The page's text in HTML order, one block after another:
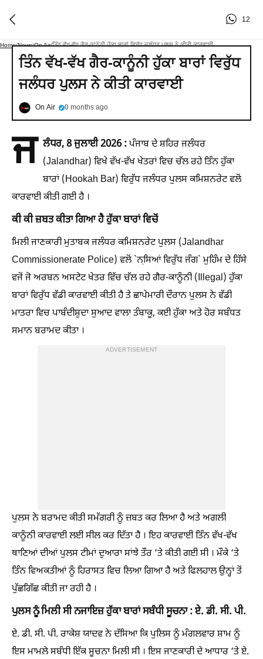
12
Home/News/On Air/ਤਿੰਨ ਵੱਖ-ਵੱਖ ਗੈਰ-ਕਾਨੂੰਨੀ ਹੁੱਕਾ ਬਾਰਾਂ ਵਿਰੁੱਧ ਜਲੰਧਰ ਪੁਲਸ ਨੇ ਕੀਤੀ ਕਾਰਵਾਈ
ਤਿੰਨ ਵੱਖ-ਵੱਖ ਗੈਰ-ਕਾਨੂੰਨੀ ਹੁੱਕਾ ਬਾਰਾਂ ਵਿਰੁੱਧ
ਜਲੰਧਰ ਪੁਲਸ ਨੇ ਕੀਤੀ ਕਾਰਵਾਈ
On Air 0 months ago
ਜ ਲੰਧਰ, 8 ਜੁਲਾਈ 2026 :ਪੰਜਾਬ ਦੇ ਸ਼ਹਿਰ ਜਲੰਧਰ
(Jalandhar) ਵਿਖੇ ਵੱਖ-ਵੱਖ ਖੇਤਰਾਂ ਵਿਚ ਚੱਲ ਰਹੇ ਤਿੰਨ ਹੁੱਕਾ
ਬਾਰਾਂ (Hookah Bar) ਵਿਰੁੱਧ ਜਲੰਧਰ ਪੁਲਸ ਕਮਿਸ਼ਨਰੇਟ ਵਲੋਂ
ਕਾਰਵਾਈ ਕੀਤੀ ਗਈ ਹੈ ।
ਕੀ ਕੀ ਜ਼ਬਤ ਕੀਤਾ ਗਿਆ ਹੈ ਹੁੱਕਾ ਬਾਰਾਂ ਵਿਚੋਂ
ਮਿਲੀ ਜਾਣਕਾਰੀ ਮੁਤਾਬਕ ਜਲੰਧਰ ਕਮਿਸ਼ਨਰੇਟ ਪੁਲਸ (Jalandhar
Commissionerate Police) ਵਲੋਂ `ਨਸਿ਼ਆਂ ਵਿਰੁੱਧ ਜੰਗ` ਮੁਹਿੰਮ ਦੇ ਹਿੱਸੇ
ਵਜੋਂ ਜੋ ਅਰਬਨ ਅਸਟੇਟ ਖੇਤਰ ਵਿੱਚ ਚੱਲ ਰਹੇ ਗੈਰ-ਕਾਨੂੰਨੀ (Illegal) ਹੁੱਕਾ
ਬਾਰਾਂ ਵਿਰੁੱਧ ਵੱਡੀ ਕਾਰਵਾਈ ਕੀਤੀ ਹੈ ਤੇ ਛਾਪੇਮਾਰੀ ਦੌਰਾਨ ਪੁਲਸ ਨੇ ਵੱਡੀ
ਮਾਤਰਾ ਵਿਚ ਪਾਬੰਦੀਸ਼ੁਦਾ ਸੁਆਦ ਵਾਲਾ ਤੰਬਾਕੂ, ਕਈ ਹੁੱਕਾ ਅਤੇ ਹੋਰ ਸਬੰਧਤ
ਸਮਾਨ ਬਰਾਮਦ ਕੀਤਾ ।
ADVERTISEMENT
ਪੁਲਸ ਨੇ ਬਰਾਮਦ ਕੀਤੀ ਸਮੱਗਰੀ ਨੂੰ ਜ਼ਬਤ ਕਰ ਲਿਆ ਹੈ ਅਤੇ ਅਗਲੀ
ਕਾਨੂੰਨੀ ਕਾਰਵਾਈ ਲਈ ਸੀਲ ਕਰ ਦਿੱਤਾ ਹੈ । ਇਹ ਕਾਰਵਾਈ ਤਿੰਨ ਵੱਖ-ਵੱਖ
ਥਾਣਿਆਂ ਦੀਆਂ ਪੁਲਸ ਟੀਮਾਂ ਦੁਆਰਾ ਸਾਂਝੇ ਤੌਰ ‘ਤੇ ਕੀਤੀ ਗਈ ਸੀ । ਮੌਕੇ ‘ਤੇ
ਤਿੰਨ ਵਿਅਕਤੀਆਂ ਨੂੰ ਹਿਰਾਸਤ ਵਿਚ ਲਿਆ ਗਿਆ ਹੈ ਅਤੇ ਫਿਲਹਾਲ ਉਨ੍ਹਾਂ ਤੋਂ
ਪੁੱਛਗਿੱਛ ਕੀਤੀ ਜਾ ਰਹੀ ਹੈ ।
ਪੁਲਸ ਨੂੰ ਮਿਲੀ ਸੀ ਨਜਾਇਜ਼ ਹੁੱਕਾ ਬਾਰਾਂ ਸਬੰਧੀ ਸੂਚਨਾ : ਏ. ਡੀ. ਸੀ. ਪੀ.
ਏ. ਡੀ. ਸੀ. ਪੀ. ਰਾਕੇਸ਼ ਯਾਦਵ ਨੇ ਦੱਸਿਆ ਕਿ ਪੁਲਿਸ ਨੂੰ ਮੰਗਲਵਾਰ ਸ਼ਾਮ ਨੂੰ
ਇਸ ਮਾਮਲੇ ਸਬੰਧੀ ਇੱਕ ਸੂਚਨਾ ਮਿਲੀ ਸੀ । ਇਸ ਜਾਣਕਾਰੀ ਦੇ ਆਧਾਰ ‘ਤੇ ਏ.